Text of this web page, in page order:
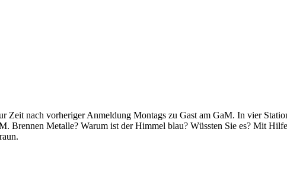
Zeit nach vorheriger Anmeldung Montags zu Gast am GaM. In vier
Brennen Metalle? Warum ist der Himmel blau? Wüssten Sie es? Mit